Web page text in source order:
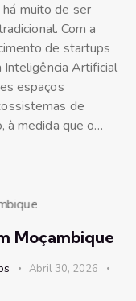
muito de ser
Com a
de startups
Inteligência Artificial
espaços
de
à medida que o…
Moçambique
Abril 30, 2026